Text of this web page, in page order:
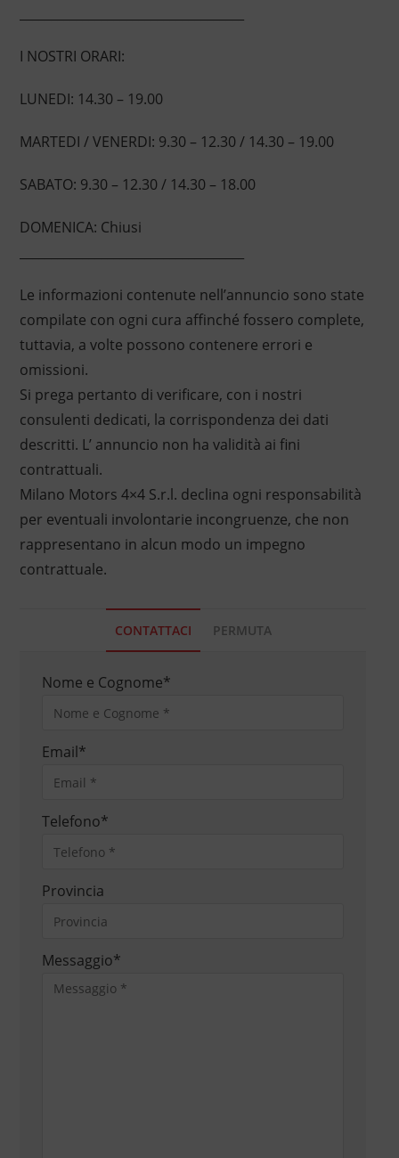
I NOSTRI ORARI:
LUNEDI: 14.30 – 19.00
MARTEDI / VENERDI: 9.30 – 12.30 / 14.30 – 19.00
SABATO: 9.30 – 12.30 / 14.30 – 18.00
DOMENICA: Chiusi
Le informazioni contenute nell’annuncio sono state
compilate con ogni cura affinché fossero complete,
tuttavia, a volte possono contenere errori e
omissioni.
Si prega pertanto di verificare, con i nostri
consulenti dedicati, la corrispondenza dei dati
descritti. L’ annuncio non ha validità ai fini
contrattuali.
Milano Motors 4×4 S.r.l. declina ogni responsabilità
per eventuali involontarie incongruenze, che non
rappresentano in alcun modo un impegno
contrattuale.
CONTATTACI PERMUTA
Nome e Cognome*
Email*
Telefono*
Provincia
Messaggio*